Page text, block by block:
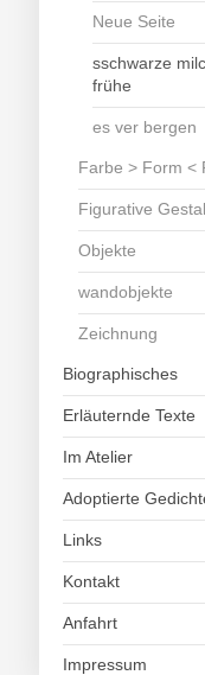
Neue Seite
sschwarze
frühe
es ver bergen
Farbe > Form <
Figurative
Objekte
wandobjekte
Zeichnung
Biographisches
Erläuternde Texte
Im Atelier
Adoptierte
Links
Kontakt
Anfahrt
Impressum